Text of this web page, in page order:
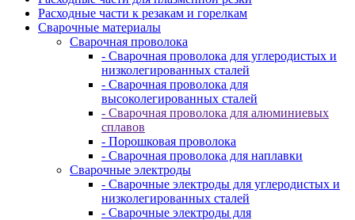
Расходные части к резакам и горелкам
Сварочные материалы
Сварочная проволока
- Сварочная проволока для углеродистых и
низколегированных сталей
- Сварочная проволока для
высоколегированных сталей
- Сварочная проволока для алюминиевых
сплавов
- Порошковая проволока
- Сварочная проволока для наплавки
Сварочные электроды
- Сварочные электроды для углеродистых и
низколегированных сталей
- Сварочные электроды для